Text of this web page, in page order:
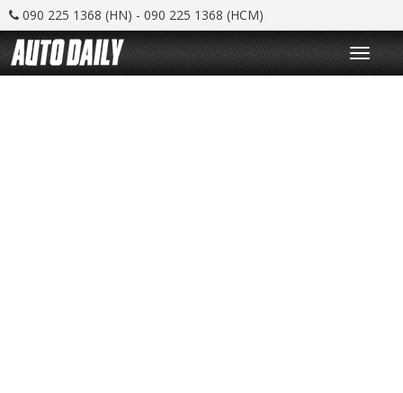
090 225 1368 (HN) - 090 225 1368 (HCM)
T
o
g